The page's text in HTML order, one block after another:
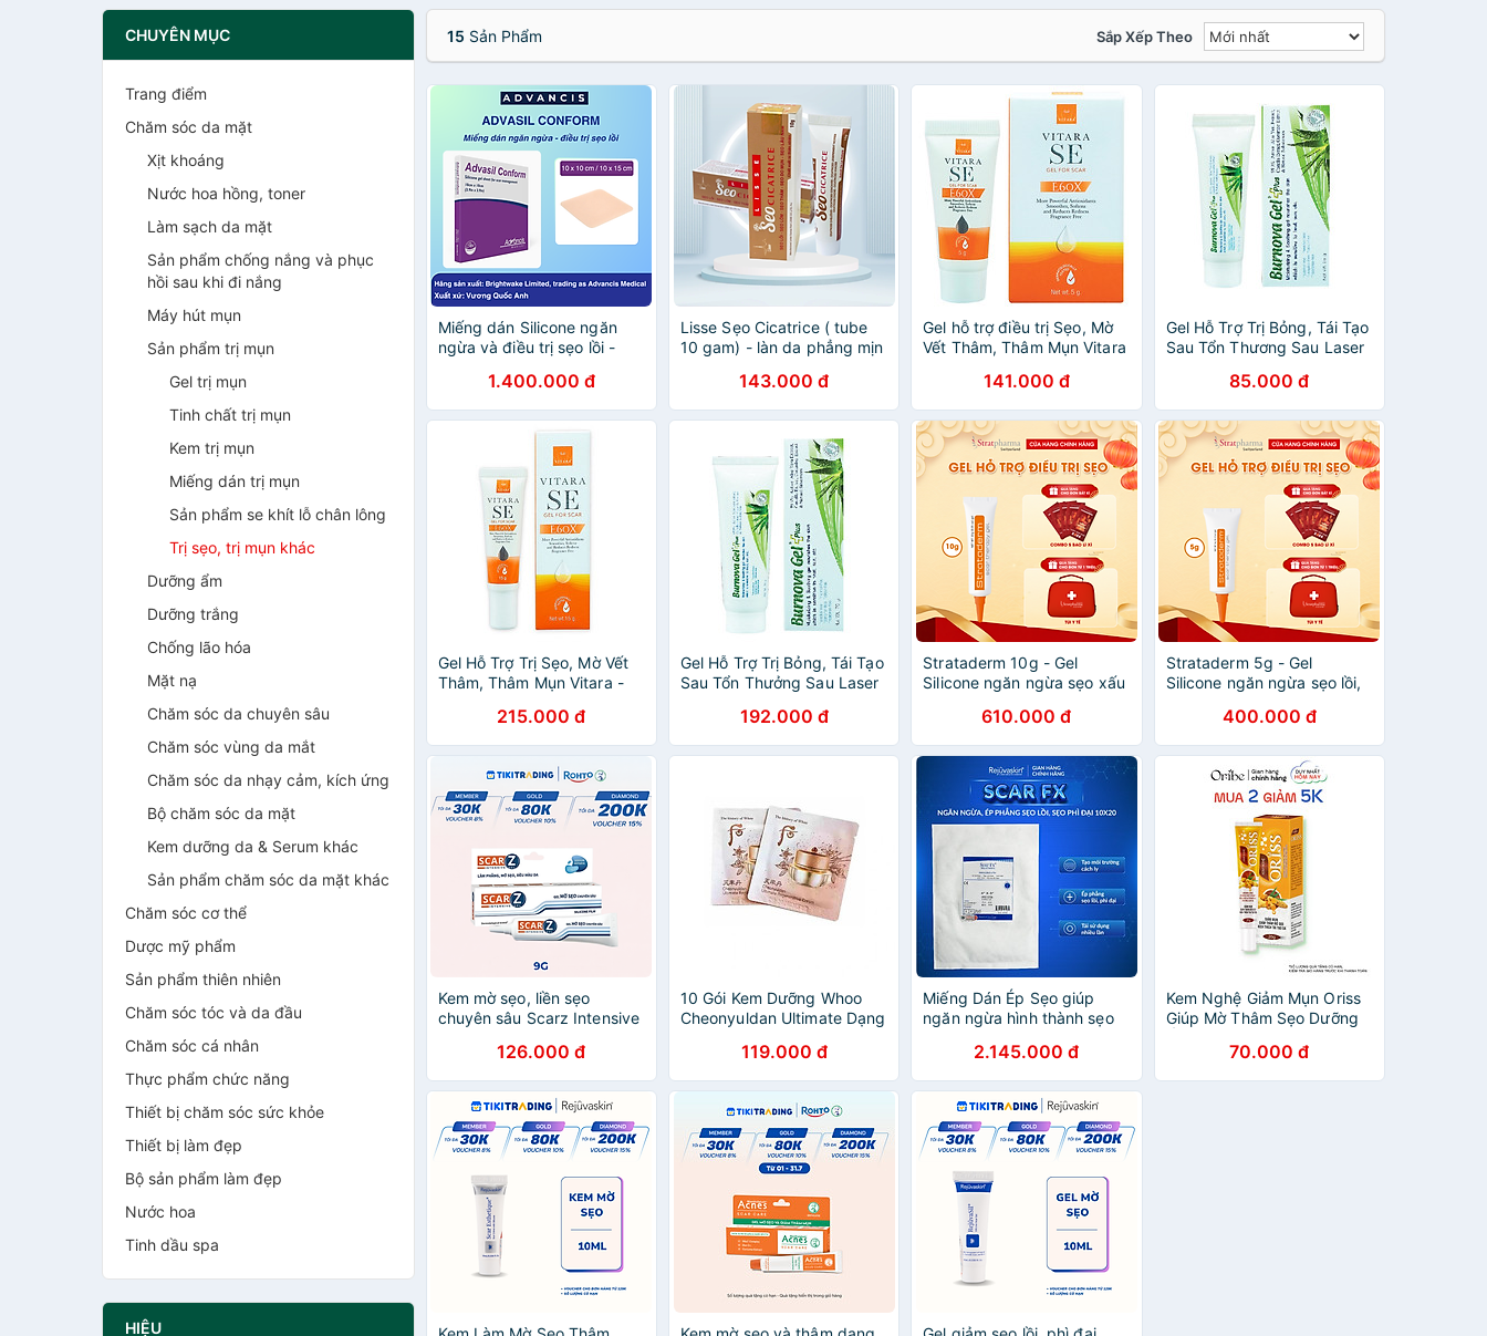
CHUYÊN MỤC
Trang điểm
Chăm sóc da mặt
Xịt khoáng
Nước hoa hồng, toner
Làm sạch da mặt
Sản phẩm chống nắng và phục
hồi sau khi đi nắng
Máy hút mụn
Sản phẩm trị mụn
Gel trị mụn
Tinh chất trị mụn
Kem trị mụn
Miếng dán trị mụn
Sản phẩm se khít lỗ chân lông
Trị sẹo, trị mụn khác
Dưỡng ẩm
Dưỡng trắng
Chống lão hóa
Mặt nạ
Chăm sóc da chuyên sâu
Chăm sóc vùng da mắt
Chăm sóc da nhạy cảm, kích ứng
Bộ chăm sóc da mặt
Kem dưỡng da & Serum khác
Sản phẩm chăm sóc da mặt khác
Chăm sóc cơ thể
Dược mỹ phẩm
Sản phẩm thiên nhiên
Chăm sóc tóc và da đầu
Chăm sóc cá nhân
Thực phẩm chức năng
Thiết bị chăm sóc sức khỏe
Thiết bị làm đẹp
Bộ sản phẩm làm đẹp
Nước hoa
Tinh dầu spa
HIỆU
15 Sản Phẩm Sắp Xếp Theo
Miếng dán Silicone ngăn
ngừa và điều trị sẹo lồi -
1.400.000 đ
Lisse Sẹo Cicatrice ( tube
10 gam) - làn da phẳng mịn
thâm do mụn, sẹo lâu năm
143.000 đ
Gel hỗ trợ điều trị Sẹo, Mờ
Vết Thâm, Thâm Mụn Vitara
141.000 đ
Gel Hỗ Trợ Trị Bỏng, Tái Tạo
Sau Tổn Thương Sau Laser
85.000 đ
Gel Hỗ Trợ Trị Sẹo, Mờ Vết
Thâm, Thâm Mụn Vitara -
215.000 đ
Gel Hỗ Trợ Trị Bỏng, Tái Tạo
Sau Tổn Thưởng Sau Laser
192.000 đ
Strataderm 10g - Gel
Silicone ngăn ngừa sẹo xấu
610.000 đ
Strataderm 5g - Gel
Silicone ngăn ngừa sẹo lồi,
400.000 đ
Kem mờ sẹo, liền sẹo
chuyên sâu Scarz Intensive
126.000 đ
10 Gói Kem Dưỡng Whoo
Cheonyuldan Ultimate Dạng
119.000 đ
Miếng Dán Ép Sẹo giúp
ngăn ngừa hình thành sẹo
thời làm Xẹp Sẹo Lồi / Phì
Đại Rejuvaskin Scar FX
10x20cm
2.145.000 đ
Kem Nghệ Giảm Mụn Oriss
Giúp Mờ Thâm Sẹo Dưỡng
70.000 đ